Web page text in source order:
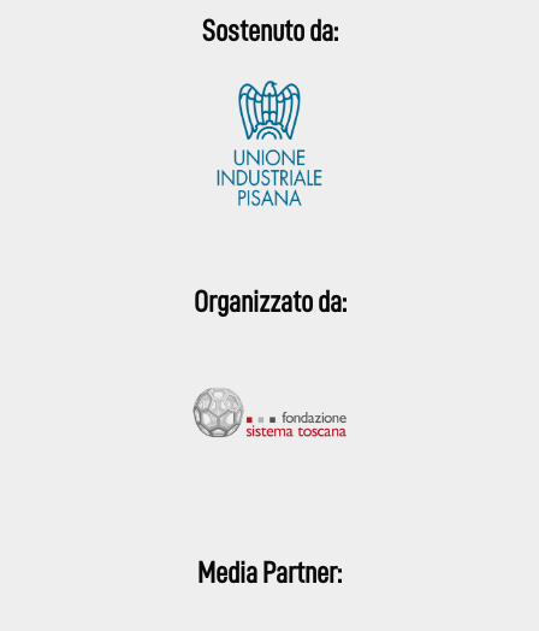
Sostenuto da:
Organizzato da:
Media Partner: